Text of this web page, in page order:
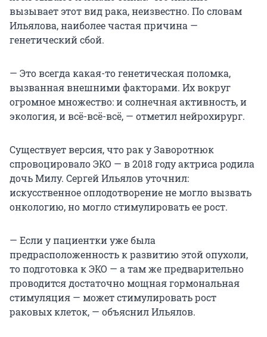
вызывает этот вид рака, неизвестно. По словам
Ильялова, наиболее частая причина —
генетический сбой.
— Это всегда какая-то генетическая поломка,
вызванная внешними факторами. Их вокруг
огромное множество: и солнечная активность, и
экология, и всё-всё-всё, — отметил нейрохирург.
Существует версия, что рак у Заворотнюк
спровоцировало ЭКО — в 2018 году актриса родила
дочь Милу. Сергей Ильялов уточнил:
искусственное оплодотворение не могло вызвать
онкологию, но могло стимулировать ее рост.
— Если у пациентки уже была
предрасположенность к развитию этой опухоли,
то подготовка к ЭКО — а там же предварительно
проводится достаточно мощная гормональная
стимуляция — может стимулировать рост
раковых клеток, — объяснил Ильялов.